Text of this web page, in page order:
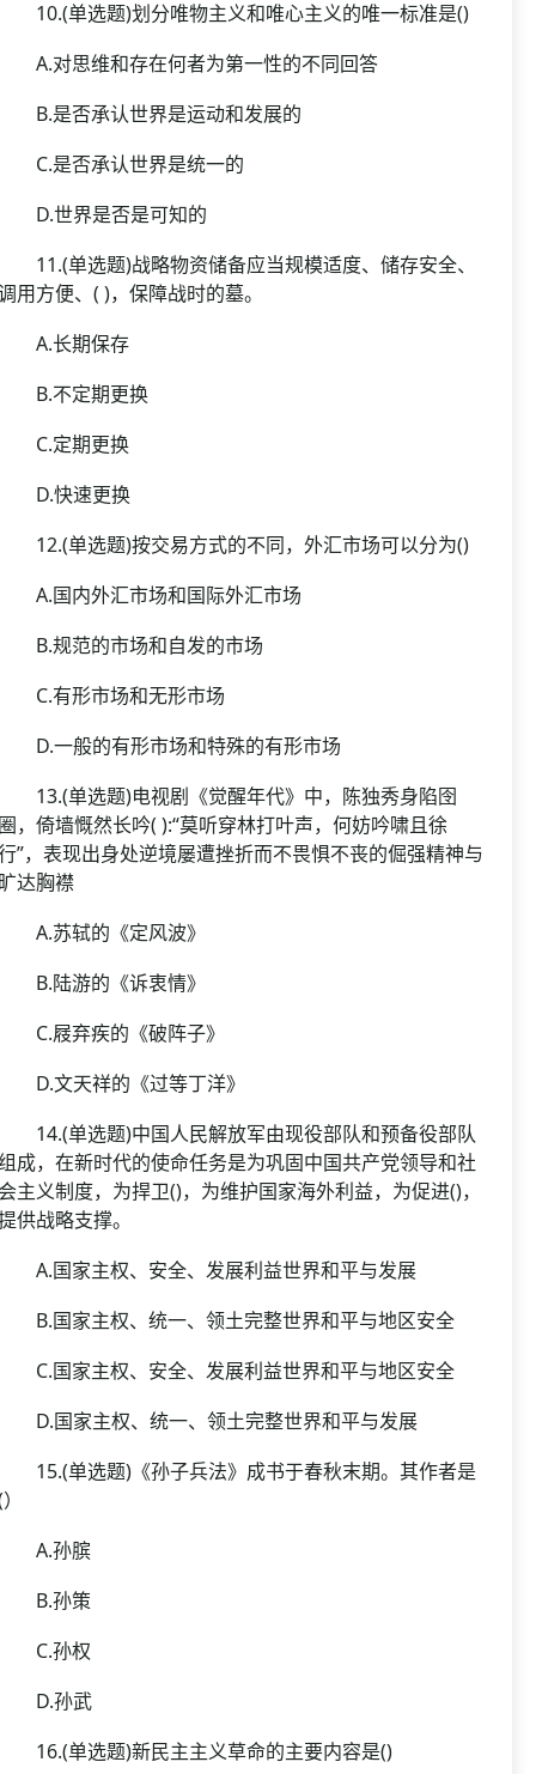
单选题)划分唯物主义和唯心主义的唯一标准是()
对思维和存在何者为第一性的不同回答
是否承认世界是运动和发展的
是否承认世界是统一的
世界是否是可知的
单选题)战略物资储备应当规模适度、储存安全、
用方便、( )，保障战时的墓。
长期保存
不定期更换
定期更换
快速更换
单选题)按交易方式的不同，外汇市场可以分为()
国内外汇市场和国际外汇市场
规范的市场和自发的市场
有形市场和无形市场
一般的有形市场和特殊的有形市场
单选题)电视剧《觉醒年代》中，陈独秀身陷囹
，倚墙慨然长吟( ):“莫听穿林打叶声，何妨吟啸且徐
”，表现出身处逆境屡遭挫折而不畏惧不丧的倔强精神与
达胸襟
苏轼的《定风波》
陆游的《诉衷情》
屐弃疾的《破阵子》
文天祥的《过等丁洋》
单选题)中国人民解放军由现役部队和预备役部队
成，在新时代的使命任务是为巩固中国共产党领导和社
主义制度，为捍卫()，为维护国家海外利益，为促进()，
供战略支撑。
国家主权、安全、发展利益世界和平与发展
国家主权、统一、领土完整世界和平与地区安全
国家主权、安全、发展利益世界和平与地区安全
国家主权、统一、领土完整世界和平与发展
单选题)《孙子兵法》成书于春秋末期。其作者是
孙膑
孙策
孙权
孙武
单选题)新民主主义草命的主要内容是()